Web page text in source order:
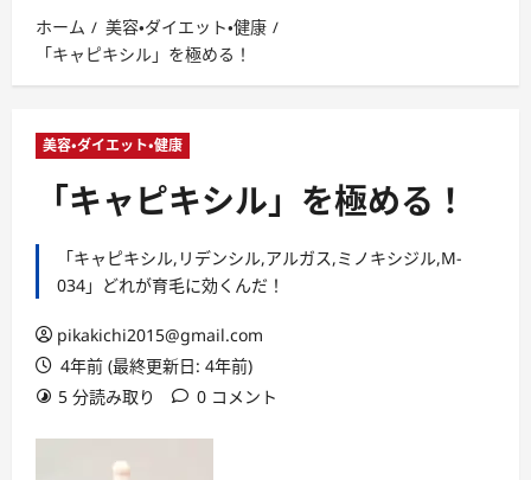
メ
ニ
ュ
ホーム
美容・ダイエット・健康
「キャピキシル」を極める！
美容・ダイエット・健康
「キャピキシル」を極める！
「キャピキシル,リデンシル,アルガス,ミノキシジル,M-
034」どれが育毛に効くんだ！
pikakichi2015@gmail.com
4年前 (最終更新日: 4年前)
5 分読み取り
0 コメント